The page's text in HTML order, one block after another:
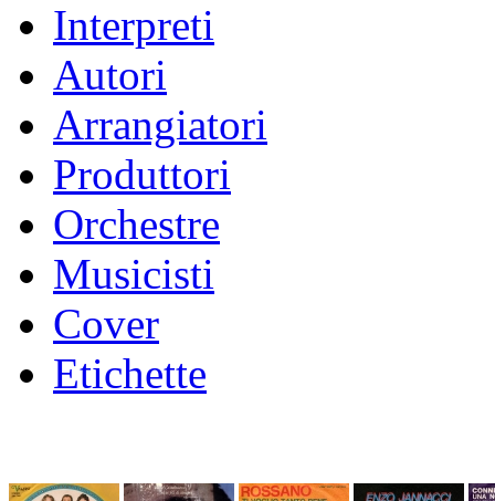
Interpreti
Autori
Arrangiatori
Produttori
Orchestre
Musicisti
Cover
Etichette